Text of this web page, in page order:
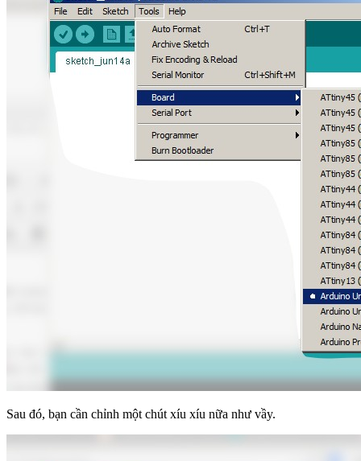
Sau đó, bạn cần chỉnh một chút xíu xíu nữa như vầy.